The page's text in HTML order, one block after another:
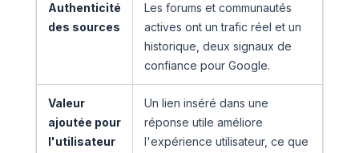
Authenticité
des sources
Les forums et communautés
actives ont un trafic réel et un
historique, deux signaux de
confiance pour Google.
Valeur
ajoutée pour
l'utilisateur
Un lien inséré dans une
réponse utile améliore
l'expérience utilisateur, ce que